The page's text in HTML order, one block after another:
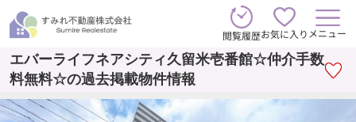
閲覧履歴お気に入り メニュー
エバーライフネアシティ久留米壱番館☆仲介手数
料無料☆の過去掲載物件情報